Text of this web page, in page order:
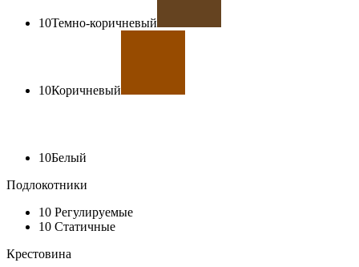
10Темно-коричневый
10Коричневый
10Белый
Подлокотники
10 Регулируемые
10 Статичные
Крестовина